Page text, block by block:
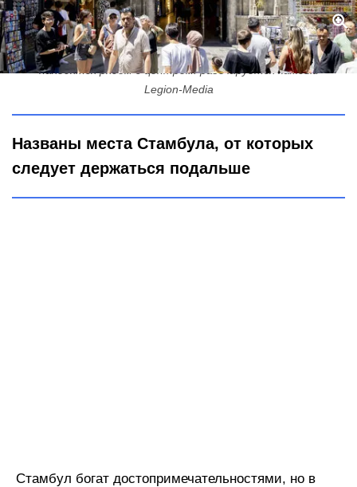
Какие локации в Стамбуле стоит обходить стороной -
находятся рядом с центром: разочаруется каждый
Legion-Media
Названы места Стамбула, от которых
следует держаться подальше
Стамбул богат достопримечательностями, но в